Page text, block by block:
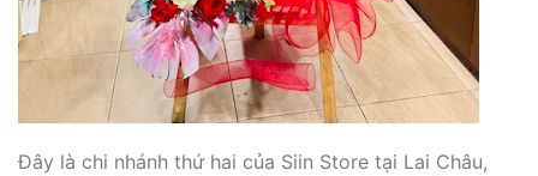
Đây là chi nhánh thứ hai của Siin Store tại Lai Châu,